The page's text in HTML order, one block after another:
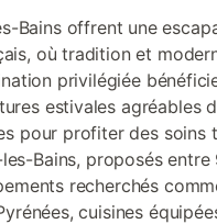
Bains offrent une
où tradition et
privilégiée
estivales agréables
pour profiter des soins
Bains, proposés
recherchés
cuisines